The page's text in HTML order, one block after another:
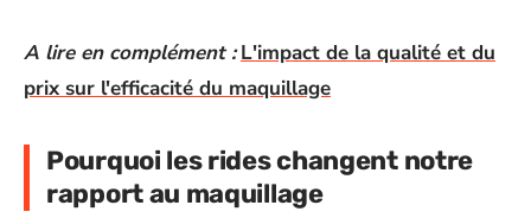
A lire en complément : L'impact de la qualité et du
prix sur l'efficacité du maquillage
Pourquoi les rides changent notre
rapport au maquillage